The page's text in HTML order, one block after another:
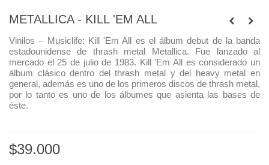
METALLICA - KILL 'EM ALL
Vinilos – Musiclife: Kill 'Em All es el álbum debut de la banda
estadounidense de thrash metal Metallica. Fue lanzado al
mercado el 25 de julio de 1983. Kill 'Em All es considerado un
álbum clásico dentro del thrash metal y del heavy metal en
general, además es uno de los primeros discos de thrash metal,
por lo tanto es uno de los álbumes que asienta las bases de
éste.
$39.000